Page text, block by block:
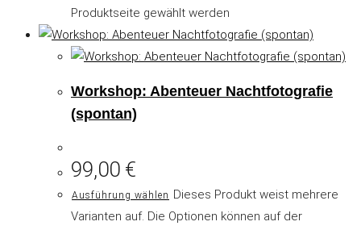
Produktseite gewählt werden
Workshop: Abenteuer Nachtfotografie
(spontan)
99,00 €
Ausführung wählen Dieses Produkt weist mehrere
Varianten auf. Die Optionen können auf der